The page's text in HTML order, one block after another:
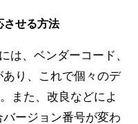
させる方法
は、ベンダーコード、
り、これで個々のデ
また、改良などによ
ージョン番号が変わ